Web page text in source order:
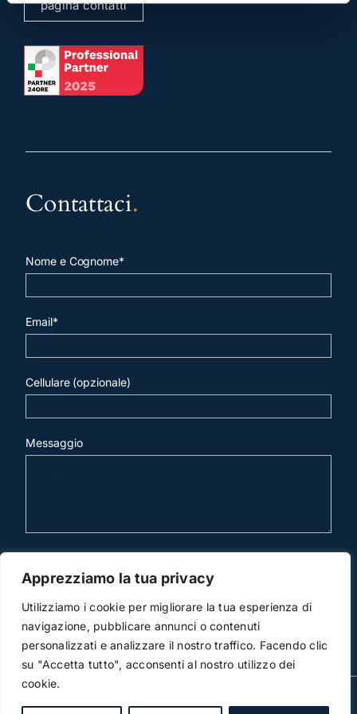
Apprezziamo la tua privacy
Utilizziamo i cookie per migliorare la tua esperienza di
navigazione, pubblicare annunci o contenuti
personalizzati e analizzare il nostro traffico. Facendo clic
su "Accetta tutto", acconsenti al nostro utilizzo dei
cookie.
pagina contatti
Contattaci.
Nome e Cognome*
Email*
Cellulare (opzionale)
Messaggio
invia mail
© Copyright 2012 -2026 | Studio Legale Scicchitano |